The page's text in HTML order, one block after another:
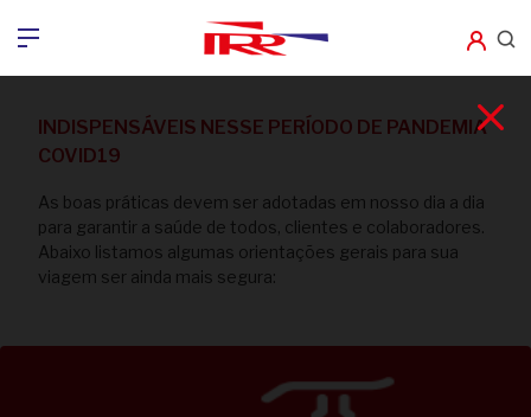
INDISPENSÁVEIS NESSE PERÍODO DE PANDEMIA
COVID19
As boas práticas devem ser adotadas em nosso dia a dia
para garantir a saúde de todos, clientes e colaboradores.
Abaixo listamos algumas orientações gerais para sua
viagem ser ainda mais segura: